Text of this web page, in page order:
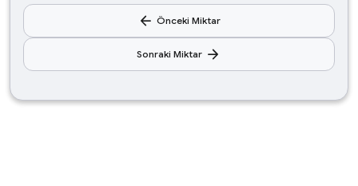
arrow_back Önceki Miktar
Sonraki Miktar arrow_forward